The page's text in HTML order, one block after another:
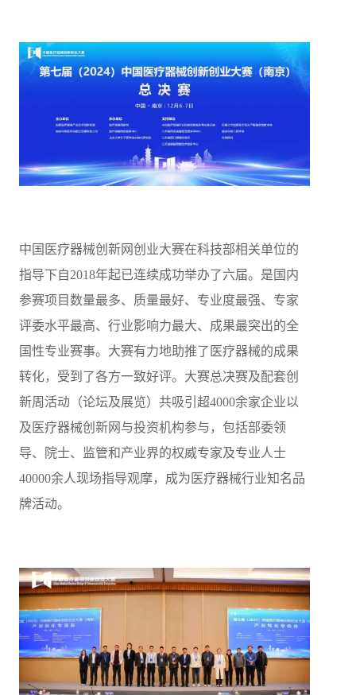
中国医疗器械创新网创业大赛在科技部相关单位的
指导下自2018年起已连续成功举办了六届。是国内
参赛项目数量最多、质量最好、专业度最强、专家
评委水平最高、行业影响力最大、成果最突出的全
国性专业赛事。大赛有力地助推了医疗器械的成果
转化，受到了各方一致好评。大赛总决赛及配套创
新周活动（论坛及展览）共吸引超4000余家企业以
及医疗器械创新网与投资机构参与，包括部委领
导、院士、监管和产业界的权威专家及专业人士
40000余人现场指导观摩，成为医疗器械行业知名品
牌活动。